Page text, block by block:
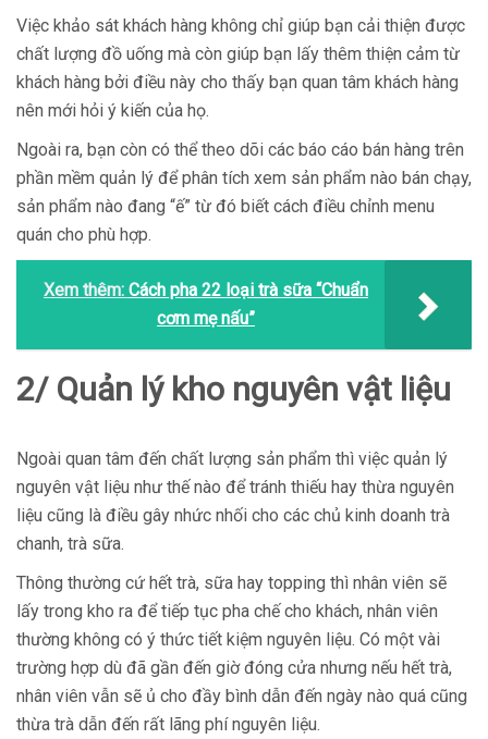
Việc khảo sát khách hàng không chỉ giúp bạn cải thiện được
chất lượng đồ uống mà còn giúp bạn lấy thêm thiện cảm từ
khách hàng bởi điều này cho thấy bạn quan tâm khách hàng
nên mới hỏi ý kiến của họ.
Ngoài ra, bạn còn có thể theo dõi các báo cáo bán hàng trên
phần mềm quản lý để phân tích xem sản phẩm nào bán chạy,
sản phẩm nào đang “ế” từ đó biết cách điều chỉnh menu
quán cho phù hợp.
Xem thêm: Cách pha 22 loại trà sữa “Chuẩn
cơm mẹ nấu”
2/ Quản lý kho nguyên vật liệu
Ngoài quan tâm đến chất lượng sản phẩm thì việc quản lý
nguyên vật liệu như thế nào để tránh thiếu hay thừa nguyên
liệu cũng là điều gây nhức nhối cho các chủ kinh doanh trà
chanh, trà sữa.
Thông thường cứ hết trà, sữa hay topping thì nhân viên sẽ
lấy trong kho ra để tiếp tục pha chế cho khách, nhân viên
thường không có ý thức tiết kiệm nguyên liệu. Có một vài
trường hợp dù đã gần đến giờ đóng cửa nhưng nếu hết trà,
nhân viên vẫn sẽ ủ cho đầy bình dẫn đến ngày nào quá cũng
thừa trà dẫn đến rất lãng phí nguyên liệu.